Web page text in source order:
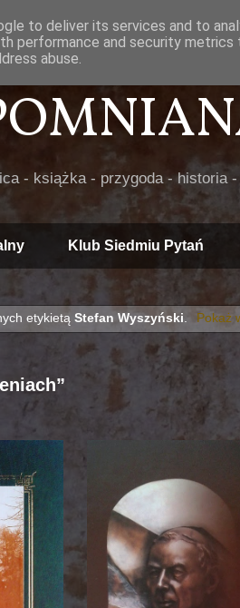
- książka - przygoda -
Klub Siedmiu Pytań
etykietąStefan Wyszyński. Pokaż
to deliver its services and to
performance and security
abuse.